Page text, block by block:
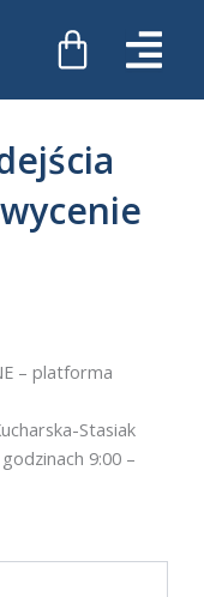
WÓZEK
– platforma
Stasiak
9:00 –